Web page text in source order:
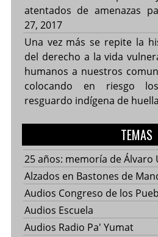
atentados de amenazas
27, 2017
Una vez más se repite la
del derecho a la vida
humanos a nuestros
colocando en riesgo
resguardo indígena de
TEMAS
25 años: memoría de Álvaro
Alzados en Bastones de
Audios Congreso de los
Audios Escuela
Audios Radio Pa' Yumat